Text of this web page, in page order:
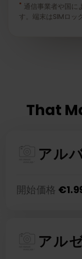
* 通信事業者や国に
す。端末はSIMロッ
That
アル
開始価格 €
アル